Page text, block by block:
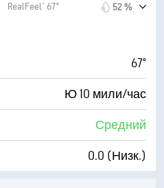
68° F
1 (Темно)
98 %
7 мили
RealFeel® 67° 52 %
67°
Ю 10 мили/час
Средний
0.0 (Низк.)